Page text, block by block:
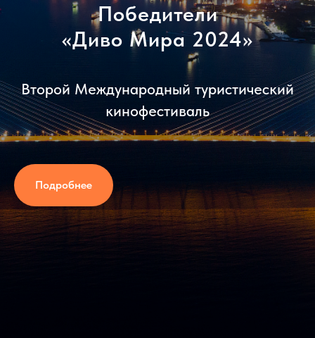
Победители
«Диво Мира 2024»
Второй Международный туристический
кинофестиваль
Подробнее